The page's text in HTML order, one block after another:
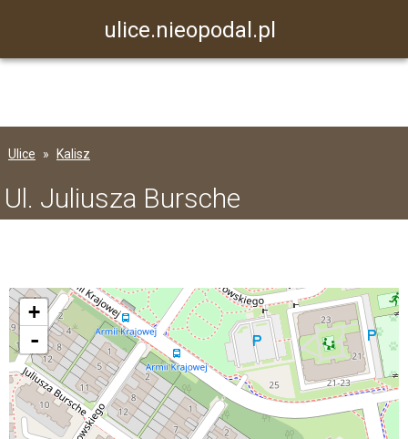
ulice.nieopodal.pl
Ulice Kalisz
Ul. Juliusza Bursche
+
-